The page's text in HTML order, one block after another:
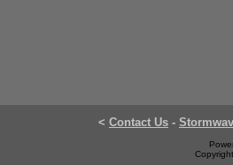
< Contact Us -